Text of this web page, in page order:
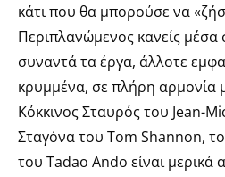
κάτι που θα μπορούσε να
Περιπλανώμενος κανείς
συναντά τα έργα, άλλοτε
κρυμμένα, σε πλήρη
Κόκκινος Σταυρός του Jean-
Σταγόνα του Τom Shannon,
του Tadao Ando είναι μερικά